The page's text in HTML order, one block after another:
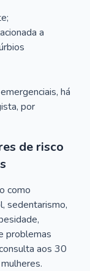
a
há
por
de risco
como
sedentarismo,
problemas
aos 30